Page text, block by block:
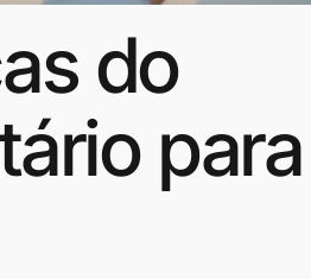
do
para